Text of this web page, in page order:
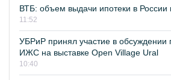
ВТБ: объем выдачи ипотеки в России
11:52
УБРиР принял участие в обсуждении
ИЖС на выставке Open Village Ural
10:40